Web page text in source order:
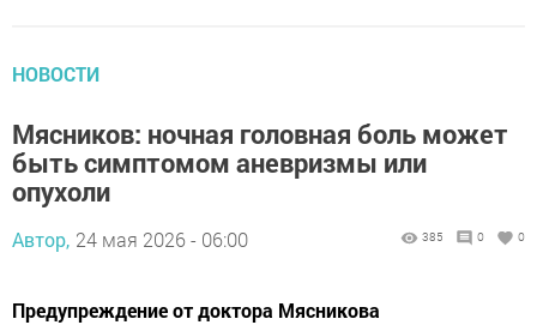
НОВОСТИ
Мясников: ночная головная боль может
быть симптомом аневризмы или
опухоли
Автор, 24 мая 2026 - 06:00 385 0 0
Предупреждение от доктора Мясникова